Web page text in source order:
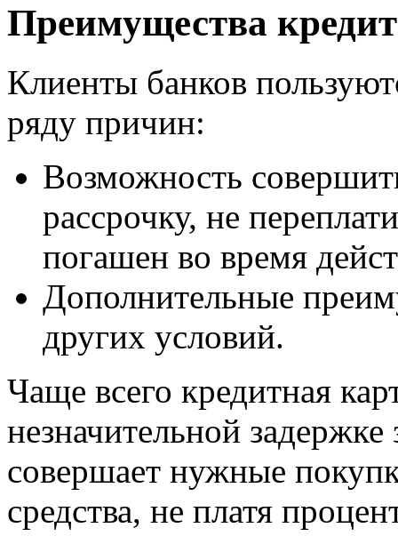
Преимущества
Клиенты банков
ряду причин:
Возможность
рассрочку, не
погашен во время
Дополнительные
других условий.
Чаще всего кредитная
незначительной
совершает нужные
средства, не платя